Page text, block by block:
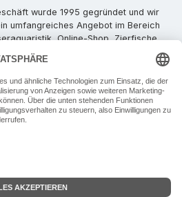
wurde 1995 gegründet und wir
umfangreiches Angebot im Bereich
Online-Shop, Zierfische,
Technikzubehör usw. ! Als
stehen wir Ihnen für
oder Besatzwünsche zur
Verfügung!
Räumlichkeiten oder senden Sie uns
widerrufen